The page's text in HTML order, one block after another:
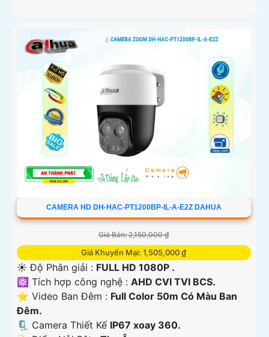
CAMERA HD DH-HAC-PT1200BP-IL-A-E2Z DAHUA
Giá Bán: 2,150,000 ₫
Giá Khuyến Mại: 1,505,000 ₫
☀️ Độ Phân giải : FULL HD 1080P .
⚛️ Tích hợp công nghệ : AHD CVI TVI BCS.
⭐ Video Ban Đêm : Full Color 50m Có Màu Ban
Ðêm.
🗜️ Camera Thiết Kế IP67 xoay 360.